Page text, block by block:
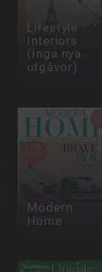
Lifestyle
Interiors
(Inga nya
utgåvor)
Modern
Home